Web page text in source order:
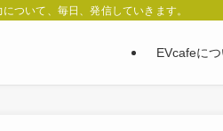
ついて、毎日、発信していきます。
EVcafeに